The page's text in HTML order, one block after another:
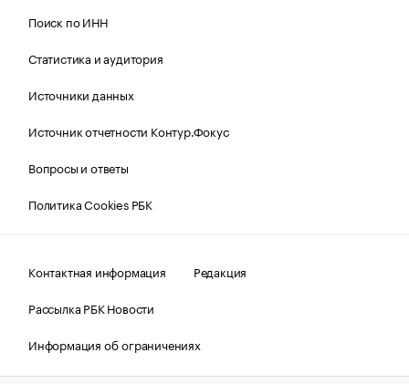
Поиск по ИНН
Статистика и аудитория
Источники данных
Источник отчетности Контур.Фокус
Вопросы и ответы
Политика Cookies РБК
Контактная информация
Редакция
Рассылка РБК Новости
Информация об ограничениях